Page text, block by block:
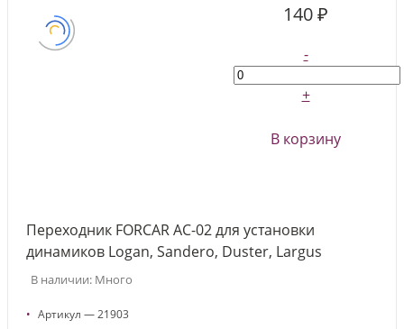
140 ₽
-
+
В корзину
Переходник FORCAR AC-02 для установки
динамиков Logan, Sandero, Duster, Largus
В наличии: Много
• Артикул — 21903